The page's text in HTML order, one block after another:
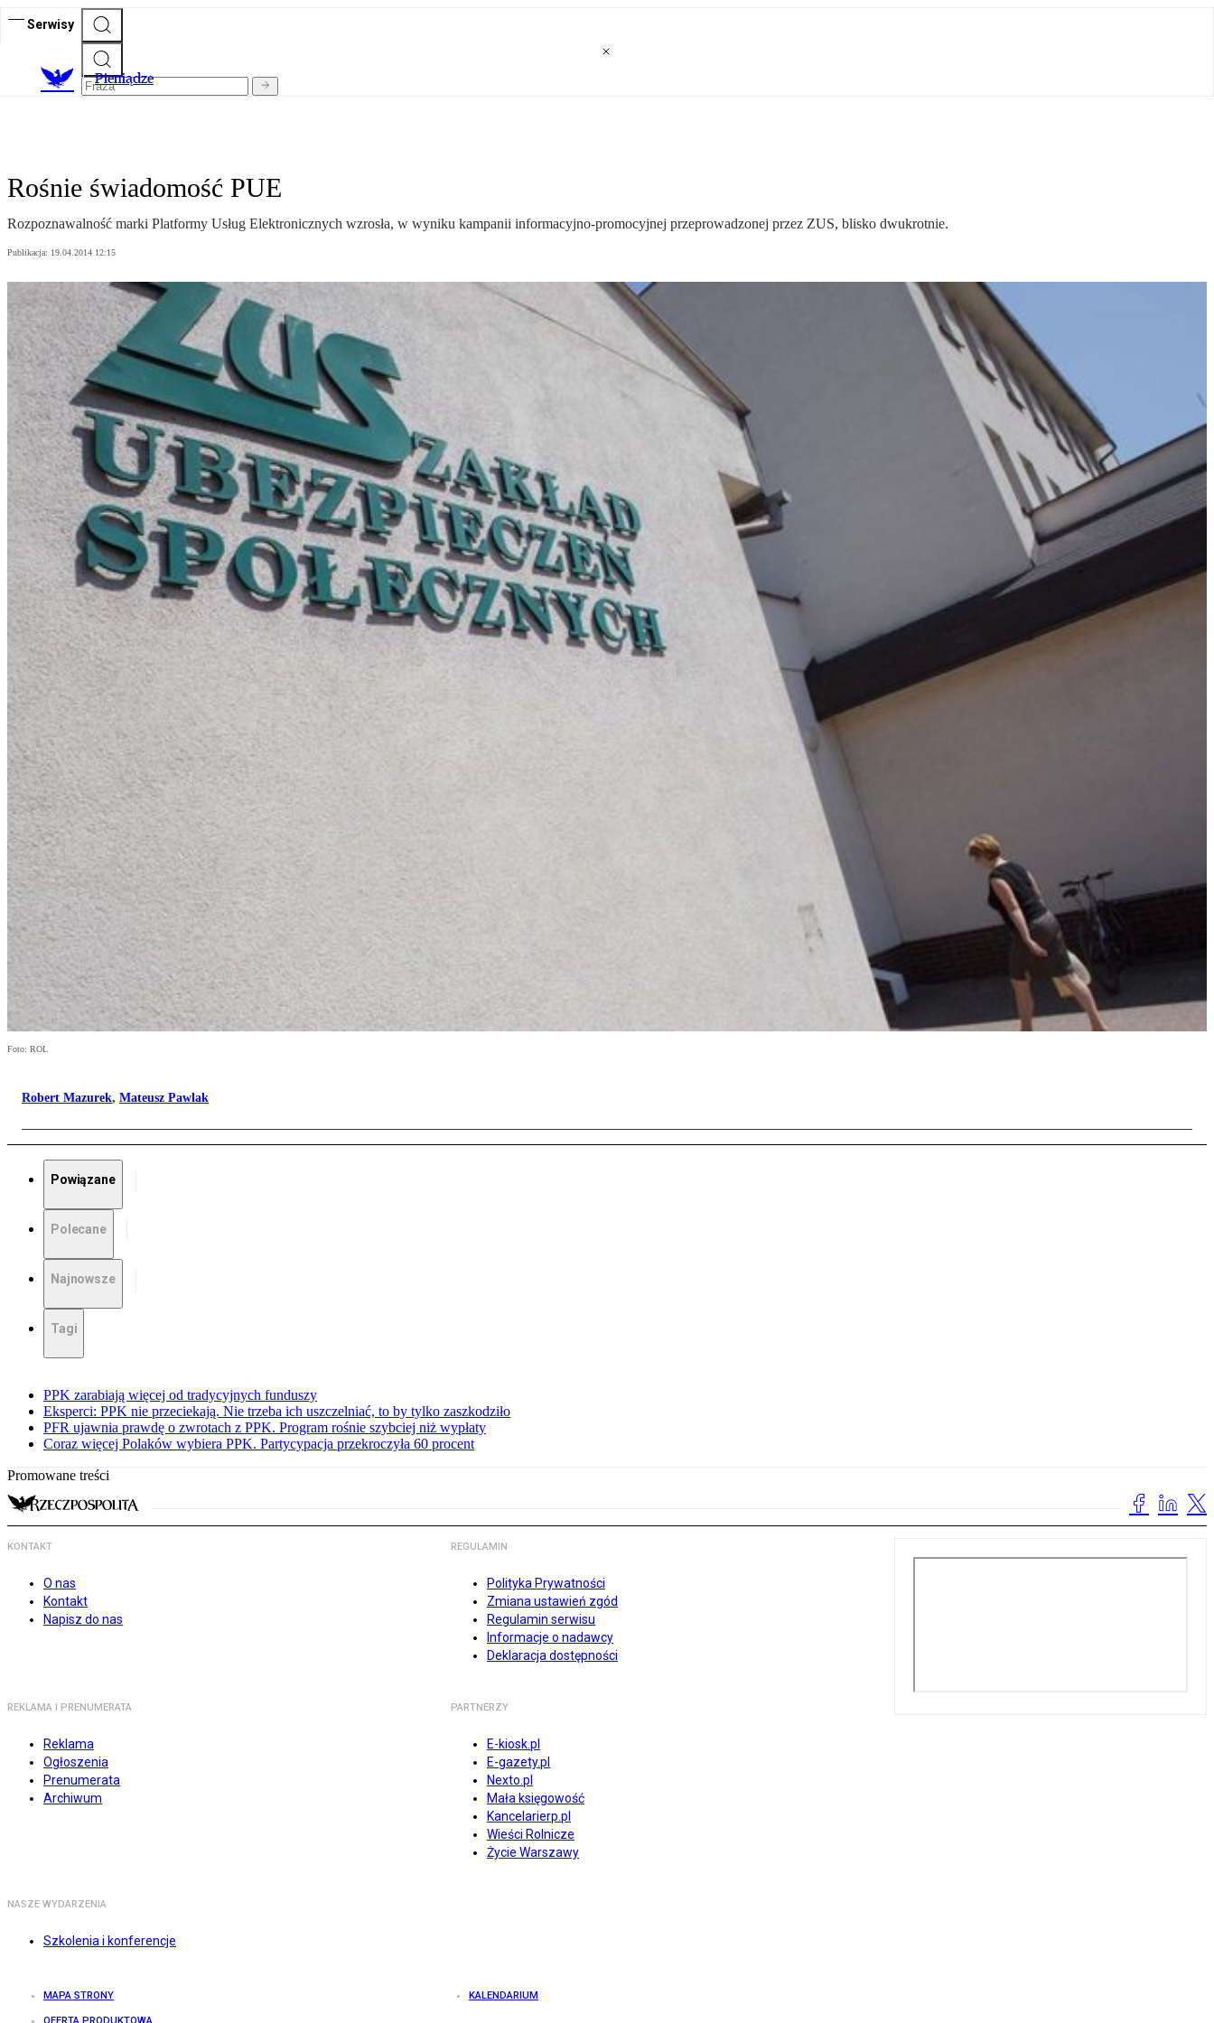
Serwisy
Pieniądze
Rośnie świadomość PUE
Rozpoznawalność marki Platformy Usług Elektronicznych wzrosła, w wyniku kampanii informacyjno-promocyjnej przeprowadzonej przez ZUS, blisko dwukrotnie.
Publikacja: 19.04.2014 12:15
Foto: ROL
Robert Mazurek, Mateusz Pawlak
Powiązane
Polecane
Najnowsze
Tagi
PPK zarabiają więcej od tradycyjnych funduszy
Eksperci: PPK nie przeciekają. Nie trzeba ich uszczelniać, to by tylko zaszkodziło
PFR ujawnia prawdę o zwrotach z PPK. Program rośnie szybciej niż wypłaty
Coraz więcej Polaków wybiera PPK. Partycypacja przekroczyła 60 procent
Promowane treści
KONTAKT
O nas
Kontakt
Napisz do nas
REGULAMIN
Polityka Prywatności
Zmiana ustawień zgód
Regulamin serwisu
Informacje o nadawcy
Deklaracja dostępności
REKLAMA I PRENUMERATA
Reklama
Ogłoszenia
Prenumerata
Archiwum
PARTNERZY
E-kiosk.pl
E-gazety.pl
Nexto.pl
Mała księgowość
Kancelarierp.pl
Wieści Rolnicze
Życie Warszawy
NASZE WYDARZENIA
Szkolenia i konferencje
MAPA STRONY KALENDARIUM